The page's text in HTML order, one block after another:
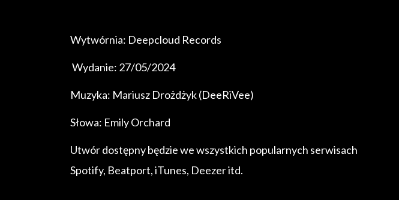
Wytwórnia: Deepcloud Records
Wydanie: 27/05/2024
Muzyka: Mariusz Drożdżyk (DeeRiVee)
Słowa: Emily Orchard
Utwór dostępny będzie we wszystkich popularnych serwisach
Spotify, Beatport, iTunes, Deezer itd.